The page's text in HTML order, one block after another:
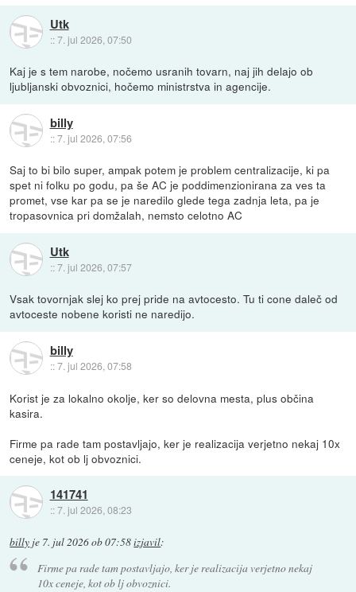
Utk
::7. jul 2026, 07:50
Kaj je s tem narobe, nočemo usranih tovarn, naj jih delajo ob
ljubljanski obvoznici, hočemo ministrstva in agencije.
billy
::7. jul 2026, 07:56
Saj to bi bilo super, ampak potem je problem centralizacije, ki pa
spet ni folku po godu, pa še AC je poddimenzionirana za ves ta
promet, vse kar pa se je naredilo glede tega zadnja leta, pa je
tropasovnica pri domžalah, nemsto celotno AC
Utk
::7. jul 2026, 07:57
Vsak tovornjak slej ko prej pride na avtocesto. Tu ti cone daleč od
avtoceste nobene koristi ne naredijo.
billy
::7. jul 2026, 07:58
Korist je za lokalno okolje, ker so delovna mesta, plus občina
kasira.
Firme pa rade tam postavljajo, ker je realizacija verjetno nekaj 10x
ceneje, kot ob lj obvoznici.
141741
::7. jul 2026, 08:23
billy je 7. jul 2026 ob 07:58izjavil:
Firme pa rade tam postavljajo, ker je realizacija verjetno nekaj
10x ceneje, kot ob lj obvoznici.